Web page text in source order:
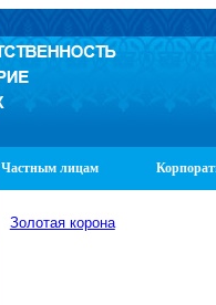
Частным лицам
Золотая корона